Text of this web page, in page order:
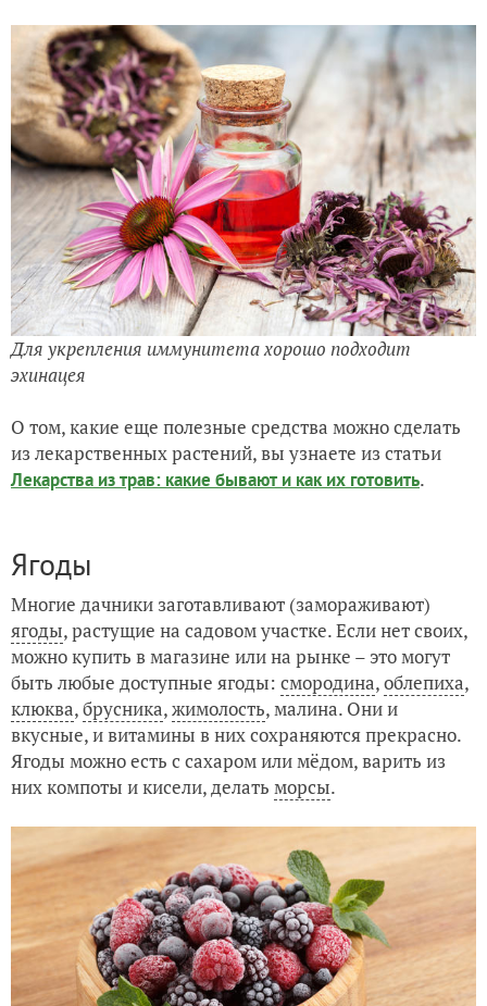
Для укрепления иммунитета хорошо подходит
эхинацея
О том, какие еще полезные средства можно сделать
из лекарственных растений, вы узнаете из статьи
Лекарства из трав: какие бывают и как их готовить.
Ягоды
Многие дачники заготавливают (замораживают)
ягоды, растущие на садовом участке. Если нет своих,
можно купить в магазине или на рынке – это могут
быть любые доступные ягоды: смородина,облепиха,
клюква,брусника,жимолость, малина. Они и
вкусные, и витамины в них сохраняются прекрасно.
Ягоды можно есть с сахаром или мёдом, варить из
них компоты и кисели, делать морсы.